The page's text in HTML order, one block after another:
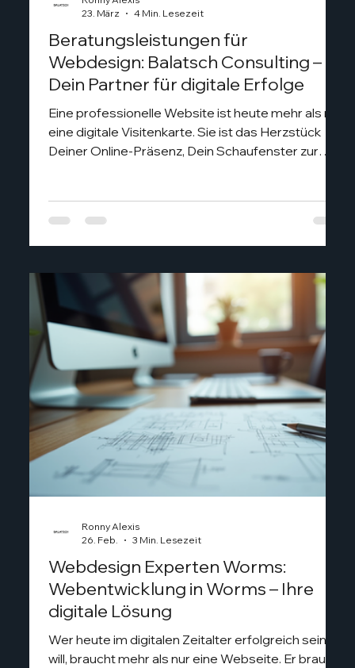
Beratungsleistungen für
Webdesign: Balatsch Consulting –
Dein Partner für digitale Erfolge
Eine professionelle Website ist heute mehr als nur
eine digitale Visitenkarte. Sie ist das Herzstück
Deiner Online-Präsenz, Dein Schaufenster zur
sondern auch funktioniert? Hier kommt Balatsch
Consulting ins Spiel – eine Webdesign-Agentur
maßgeschneiderten, modernen und funktionalen
Lösungen unterstützt. Stell
23. März
4 Min. Lesezeit
Webdesign Experten Worms:
Webentwicklung in Worms – Ihre
digitale Lösung
Wer heute im digitalen Zeitalter erfolgreich sein
will, braucht mehr als nur eine Webseite. Er braucht
Ronny Alexis
26. Feb.
3 Min. Lesezeit